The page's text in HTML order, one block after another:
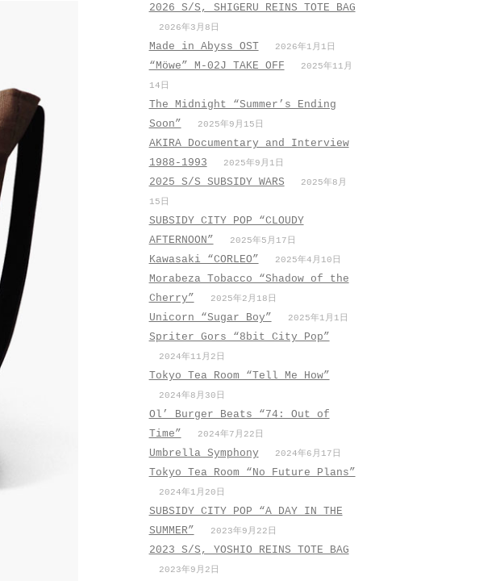
2026 S/S, SHIGERU REINS TOTE BAG
2026年3月8日
Made in Abyss OST 2026年1月1日
“Möwe” M-02J TAKE OFF
2025年11月
14日
The Midnight “Summer’s Ending
Soon”
2025年9月15日
AKIRA Documentary and Interview
1988-1993
2025年9月1日
2025 S/S SUBSIDY WARS
2025年8月
15日
SUBSIDY CITY POP “CLOUDY
AFTERNOON”
2025年5月17日
Kawasaki “CORLEO” 2025年4月10日
Morabeza Tobacco “Shadow of the
Cherry”
2025年2月18日
Unicorn “Sugar Boy” 2025年1月1日
Spriter Gors “8bit City Pop”
2024年11月2日
Tokyo Tea Room “Tell Me How”
2024年8月30日
Ol’ Burger Beats “74: Out of
Time”
2024年7月22日
Umbrella Symphony 2024年6月17日
Tokyo Tea Room “No Future Plans”
2024年1月20日
SUBSIDY CITY POP “A DAY IN THE
SUMMER”
2023年9月22日
2023 S/S, YOSHIO REINS TOTE BAG
2023年9月2日